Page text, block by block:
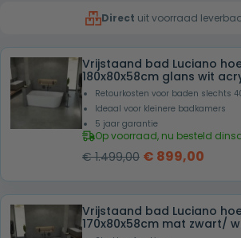
€ 1.445,00.
€
Direct uit voorraad
Vrijstaand bad Luciano
180x80x58cm glans wit
Retourkosten voor baden slechts
Ideaal voor kleinere badkamers
5 jaar garantie
Op voorraad, nu besteld
€1.499,00 Oorspronkelijke
was:
€ 1.499,00.
€ 899,00
is:
€
Vrijstaand bad Luciano
170x80x58cm mat zwart/